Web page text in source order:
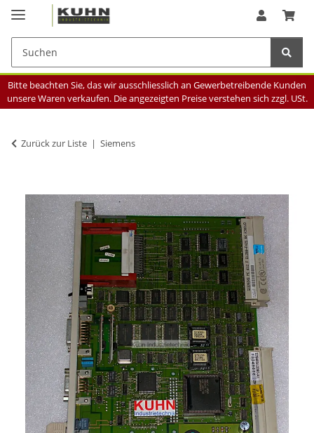
Bitte beachten Sie, das wir ausschliesslich an Gewerbetreibende Kunden
unsere Waren verkaufen. Die angezeigten Preise verstehen sich zzgl. USt.
Zurück zur Liste Siemens